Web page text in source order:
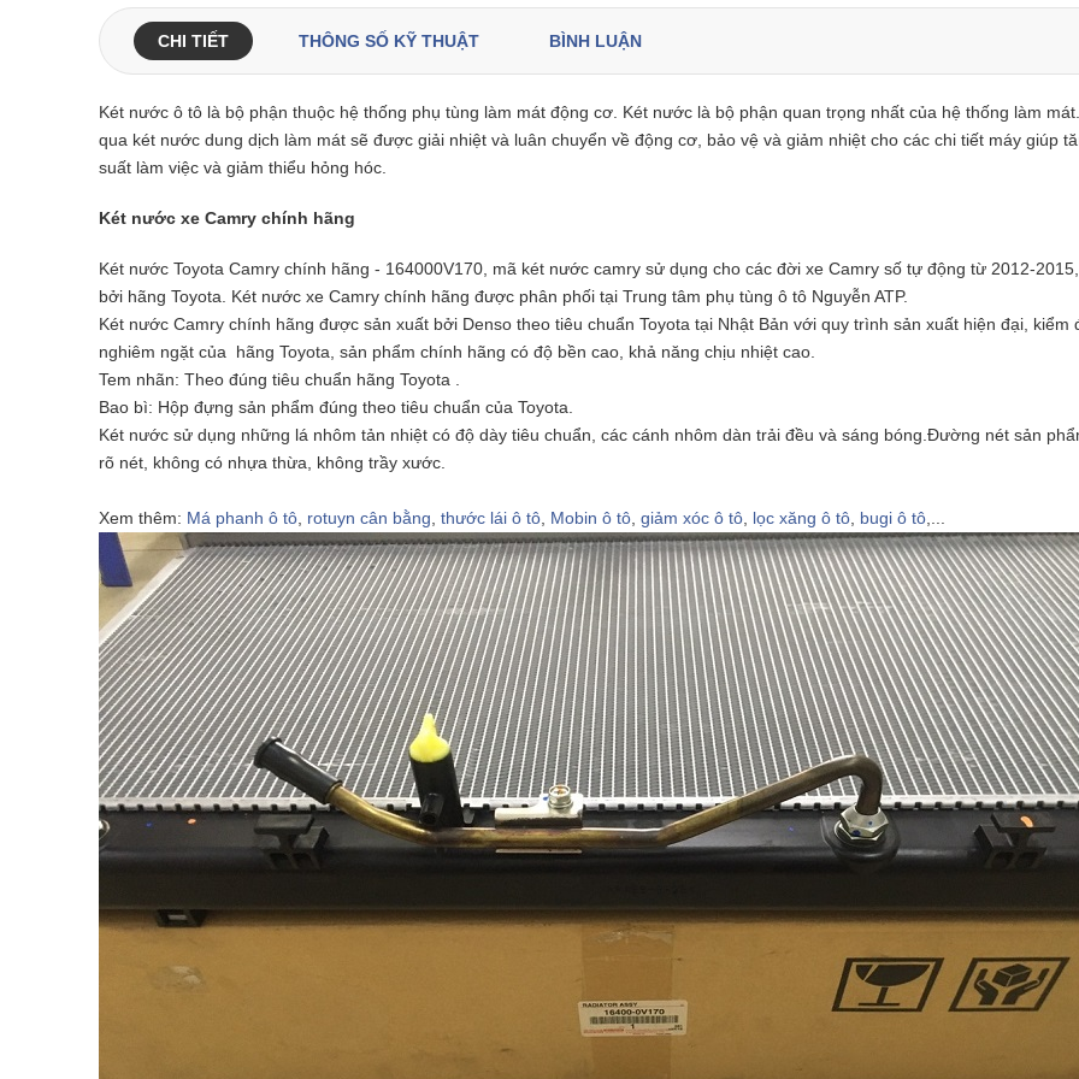
CHI TIẾT THÔNG SỐ KỸ THUẬT BÌNH LUẬN
Két nước ô tô là bộ phận thuộc hệ thống phụ tùng làm mát động cơ. Két nước là bộ phận quan trọng nhất của hệ thống làm
qua két nước dung dịch làm mát sẽ được giải nhiệt và luân chuyển về động cơ, bảo vệ và giảm nhiệt cho các chi tiết máy giúp
suất làm việc và giảm thiểu hỏng hóc.
Két nước xe Camry chính hãng
Két nước Toyota Camry chính hãng - 164000V170, mã két nước camry sử dụng cho các đời xe Camry số tự động từ 2012-
bởi hãng Toyota. Két nước xe Camry chính hãng được phân phối tại Trung tâm phụ tùng ô tô Nguyễn ATP.
Két nước Camry chính hãng được sản xuất bởi Denso theo tiêu chuẩn Toyota tại Nhật Bản với quy trình sản xuất hiện đại, kiểm
nghiêm ngặt của hãng Toyota, sản phẩm chính hãng có độ bền cao, khả năng chịu nhiệt cao.
Tem nhãn: Theo đúng tiêu chuẩn hãng Toyota .
Bao bì: Hộp đựng sản phẩm đúng theo tiêu chuẩn của Toyota.
Két nước sử dụng những lá nhôm tản nhiệt có độ dày tiêu chuẩn, các cánh nhôm dàn trải đều và sáng bóng.Đường nét sản
rõ nét, không có nhựa thừa, không trầy xước.
Xem thêm: Má phanh ô tô rotuyn cân bằng thước lái ô tô Mobin ô tô giảm xóc ô tô lọc xăng ô tô bugi ô tô